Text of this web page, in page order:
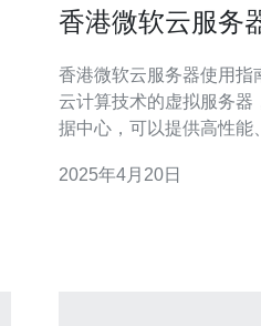
香港微软云服务
香港微软云服务器使用指南 香港微软云服务器是一种
云计算技术的虚拟服务器
据中心，可以提供高性能
2025年4月20日